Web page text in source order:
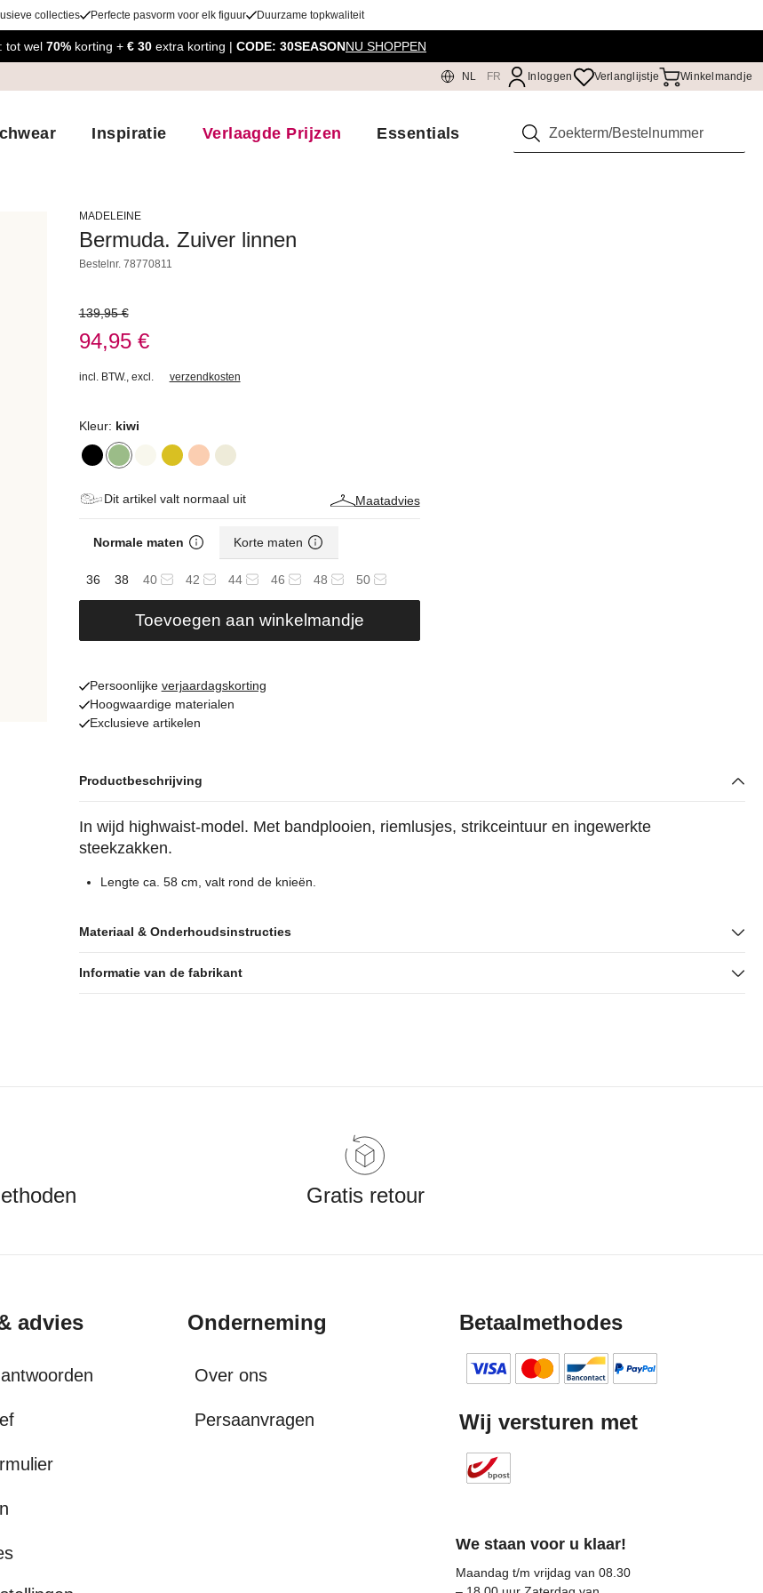
collecties Perfecte pasvorm voor elk figuur Duurzame topkwaliteit
: tot wel 70% korting + € 30 extra korting | CODE: 30SEASONNU SHOPPEN
NL FR Inloggen Verlanglijstje Winkelmandje
Inspiratie Verlaagde Prijzen Essentials Zoeken
MADELEINE
Bermuda. Zuiver linnen
Bestelnr. 78770811
139,95 €
94,95 €
incl. BTW., excl. verzendkosten
Kleur: kiwi
Dit artikel valt normaal uit Maatadvies
Normale maten Korte maten
36 38 40 42 44 46 48 50
Toevoegen aan winkelmandje
Persoonlijke verjaardagskorting
Hoogwaardige materialen
Exclusieve artikelen
Productbeschrijving
In wijd highwaist-model. Met bandplooien, riemlusjes, strikceintuur en ingewerkte
steekzakken.
Lengte ca. 58 cm, valt rond de knieën.
Materiaal & Onderhoudsinstructies
Informatie van de fabrikant
Gratis retour
advies Onderneming
Over ons
Persaanvragen
Betaalmethodes
Wij versturen met
We staan voor u klaar!
Maandag t/m vrijdag van 08.30